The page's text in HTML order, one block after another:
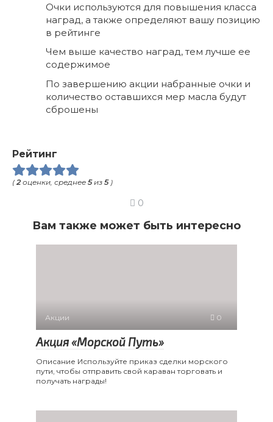
Очки используются для повышения класса
наград, а также определяют вашу позицию
в рейтинге
Чем выше качество наград, тем лучше ее
содержимое
По завершению акции набранные очки и
количество оставшихся мер масла будут
сброшены
Рейтинг
(2 оценки, среднее 5из 5)
0
Вам также может быть интересно
Акции 0
Акция «Морской Путь»
Описание Используйте приказ сделки морского
пути, чтобы отправить свой караван торговать и
получать награды!